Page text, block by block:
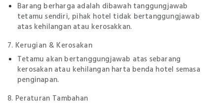
Barang berharga adalah dibawah tanggungjawab
tetamu sendiri, pihak hotel tidak bertanggungjawab
atas kehilangan atau kerosakkan.
7. Kerugian & Kerosakan
Tetamu akan bertanggungjawab atas sebarang
kerosakan atau kehilangan harta benda hotel semasa
penginapan.
8. Peraturan Tambahan